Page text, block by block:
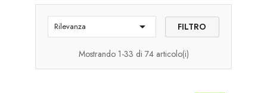
Rilevanza  FILTRO
Mostrando 1-33 di 74 articolo(i)